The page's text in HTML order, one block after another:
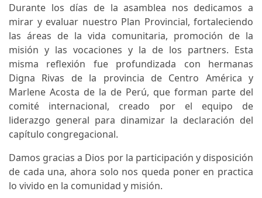
Durante los días de la asamblea nos dedicamos a
mirar y evaluar nuestro Plan Provincial, fortaleciendo
las áreas de la vida comunitaria, promoción de la
misión y las vocaciones y la de los partners. Esta
misma reflexión fue profundizada con hermanas
Digna Rivas de la provincia de Centro América y
Marlene Acosta de la de Perú, que forman parte del
comité internacional, creado por el equipo de
liderazgo general para dinamizar la declaración del
capítulo congregacional.
Damos gracias a Dios por la participación y disposición
de cada una, ahora solo nos queda poner en practica
lo vivido en la comunidad y misión.